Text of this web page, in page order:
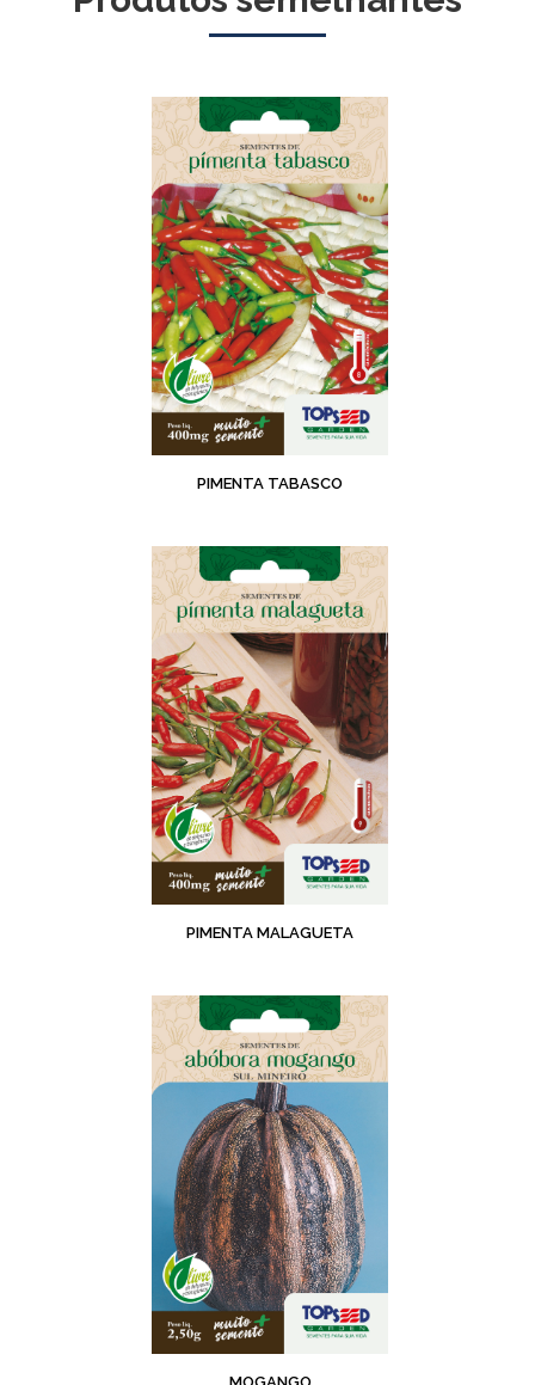
PIMENTA TABASCO
PIMENTA MALAGUETA